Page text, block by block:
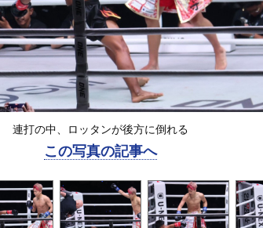
連打の中、ロッタンが後方に倒れる
この写真の記事へ